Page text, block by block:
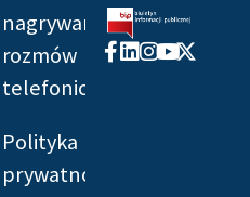
nagrywania
rozmów
telefonicznych
Polityka
prywatności
Facebook-
f
Linkedin
Instagram
Youtube
X-
twitter